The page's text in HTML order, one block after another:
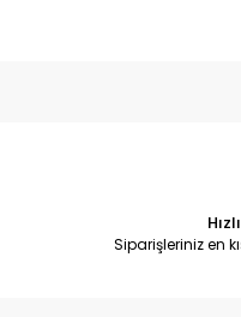
Siparişleriniz en